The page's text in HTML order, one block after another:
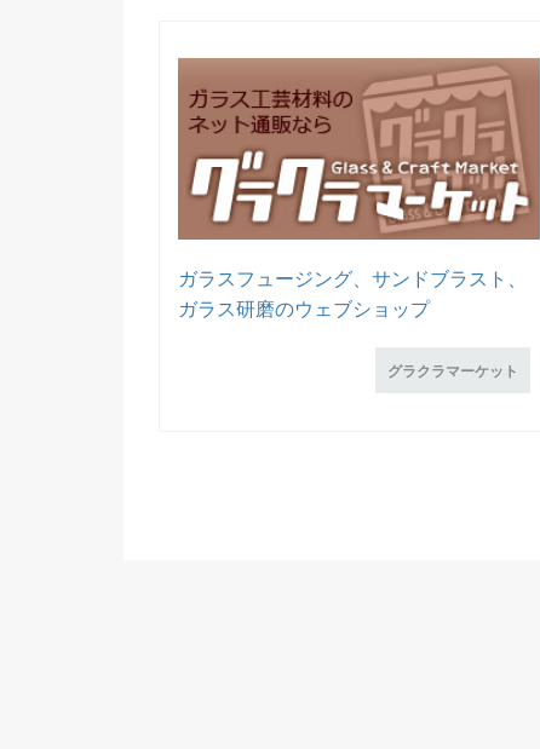
ガラスフュージング、サンドブラスト、
ガラス研磨のウェブショップ
グラクラマーケット